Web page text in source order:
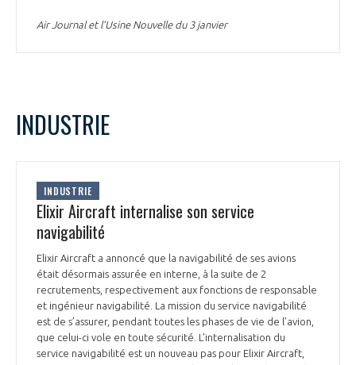
Air Journal et l’Usine Nouvelle du 3 janvier
INDUSTRIE
INDUSTRIE
Elixir Aircraft internalise son service
navigabilité
Elixir Aircraft a annoncé que la navigabilité de ses avions
était désormais assurée en interne, à la suite de 2
recrutements, respectivement aux fonctions de responsable
et ingénieur navigabilité. La mission du service navigabilité
est de s’assurer, pendant toutes les phases de vie de l’avion,
que celui-ci vole en toute sécurité. L’internalisation du
service navigabilité est un nouveau pas pour Elixir Aircraft,